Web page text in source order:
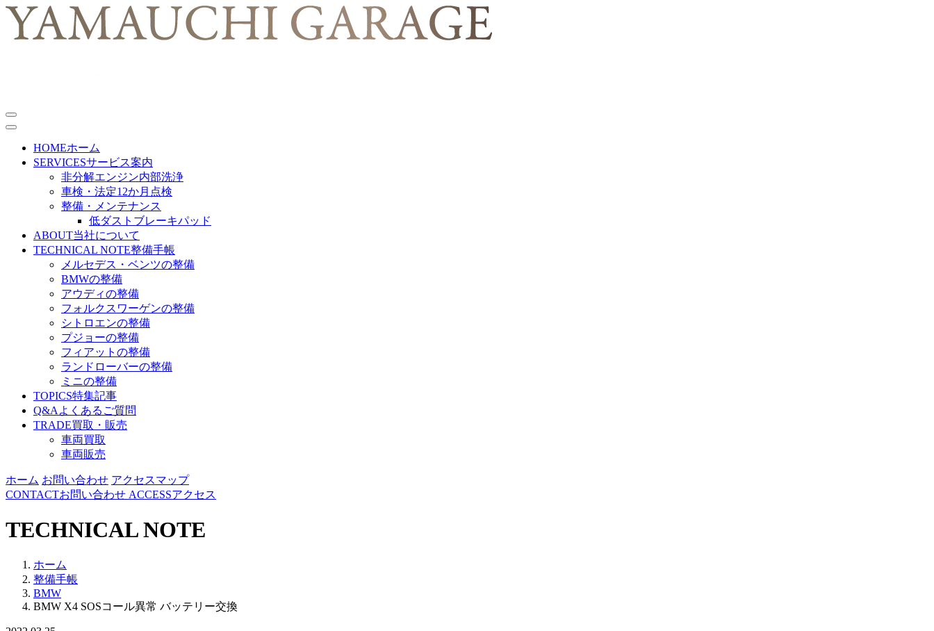
HOMEホーム
SERVICESサービス案内
非分解エンジン内部洗浄
車検・法定12か月点検
整備・メンテナンス
低ダストブレーキパッド
ABOUT当社について
TECHNICAL NOTE整備手帳
メルセデス・ベンツの整備
BMWの整備
アウディの整備
フォルクスワーゲンの整備
シトロエンの整備
プジョーの整備
フィアットの整備
ランドローバーの整備
ミニの整備
TOPICS特集記事
Q&A よくあるご質問
TRADE買取・販売
車両買取
車両販売
ホーム お問い合わせ アクセスマップ
CONTACTお問い合わせ ACCESSアクセス
TECHNICAL NOTE
ホーム
整備手帳
BMW
BMW X4 SOSコール異常 バッテリー交換